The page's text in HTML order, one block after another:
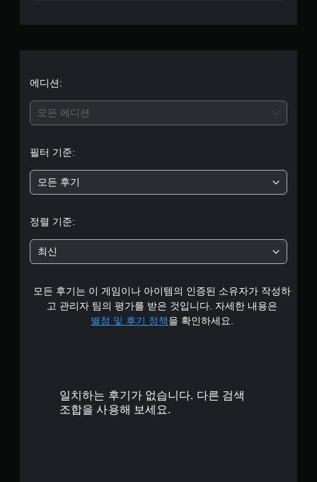
평
균
.
7
5
에디션:
모든 에디션
필터 기준:
모든 후기
정렬 기준:
최신
모든 후기는 이 게임이나 아이템의 인증된 소유자가 작성하
고 관리자 팀의 평가를 받은 것입니다. 자세한 내용은
별점 및 후기 정책을 확인하세요.
일치하는 후기가 없습니다. 다른 검색
조합을 사용해 보세요.